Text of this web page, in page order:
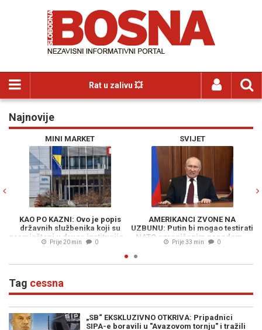
Rat u zalivu 💥
Najnovije
MINI MARKET
KAO PO KAZNI: Ovo je popis
državnih službenika koji su
premješteni u druge institucije...
Prije 20 min 0
SVIJET
AMERIKANCI ZVONE NA
UZBUNU: Putin bi mogao testirati
NATO ograničenim napadom...
Prije 33 min 0
Tag cessna
„SB“ EKSKLUZIVNO OTKRIVA: Pripadnici
SIPA-e boravili u "Avazovom tornju" i tražili